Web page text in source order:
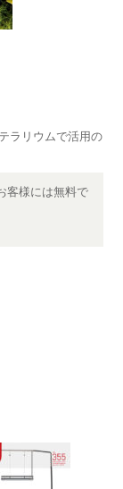
ラリウムで活用の
客様には無料で